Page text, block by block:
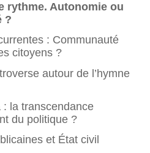
Autonomie ou
?
: Communauté
citoyens ?
autour de l’hymne
: la transcendance
du politique ?
et État civil